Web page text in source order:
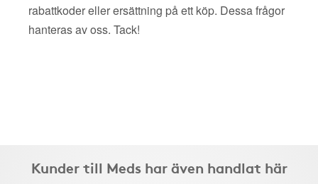
rabattkoder eller ersättning på ett köp. Dessa frågor
hanteras av oss. Tack!
Kunder till Meds har även handlat här